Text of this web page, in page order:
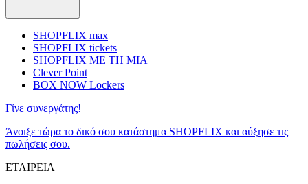
SHOPFLIX max
SHOPFLIX tickets
SHOPFLIX ΜΕ ΤΗ ΜΙΑ
Clever Point
BOX NOW Lockers
Γίνε συνεργάτης!
Άνοιξε τώρα το δικό σου κατάστημα SHOPFLIX και αύξησε τις
πωλήσεις σου.
ΕΤΑΙΡΕΙΑ